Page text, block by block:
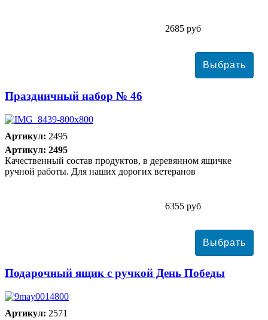
2685 руб
Праздничный набор № 46
Артикул: 2495
Артикул: 2495
Качественный состав продуктов, в деревянном ящичке
ручной работы. Для наших дорогих ветеранов
6355 руб
Подарочный ящик с ручкой День Победы
Артикул: 2571